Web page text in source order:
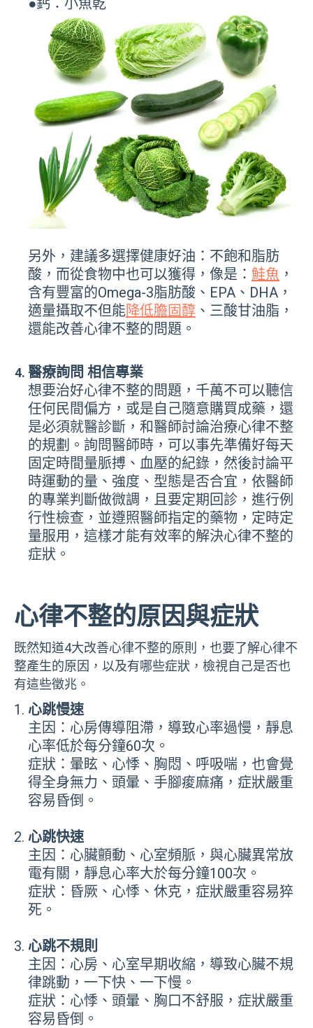
●鈣：小魚乾
另外，建議多選擇健康好油：不飽和脂肪
酸，而從食物中也可以獲得，像是： 鮭魚 ，
含有豐富的Omega-3脂肪酸、EPA、DHA，
適量攝取不但能降低膽固醇 、三酸甘油脂，
還能改善心律不整的問題。
醫療詢問 相信專業
想要治好心律不整的問題，千萬不可以聽信
任何民間偏方，或是自己隨意購買成藥，還
是必須就醫診斷，和醫師討論治療心律不整
的規劃。詢問醫師時，可以事先準備好每天
固定時間量脈搏、血壓的紀錄，然後討論平
時運動的量、強度、型態是否合宜，依醫師
的專業判斷做微調，且要定期回診，進行例
行性檢查，並遵照醫師指定的藥物，定時定
量服用，這樣才能有效率的解決心律不整的
症狀。
心律不整的原因與症狀
既然知道4大改善心律不整的原則，也要了解心律不
整產生的原因，以及有哪些症狀，檢視自己是否也
有這些徵兆。
心跳慢速
主因：心房傳導阻滯，導致心率過慢，靜息
心率低於每分鐘60次。
症狀：暈眩、心悸、胸悶、呼吸喘，也會覺
得全身無力、頭暈、手腳痠麻痛，症狀嚴重
容易昏倒。
心跳快速
主因：心臟顫動、心室頻脈，與心臟異常放
電有關，靜息心率大於每分鐘100次。
症狀：昏厥、心悸、休克，症狀嚴重容易猝
死。
心跳不規則
主因：心房、心室早期收縮，導致心臟不規
律跳動，一下快、一下慢。
症狀：心悸、頭暈、胸口不舒服，症狀嚴重
容易昏倒。